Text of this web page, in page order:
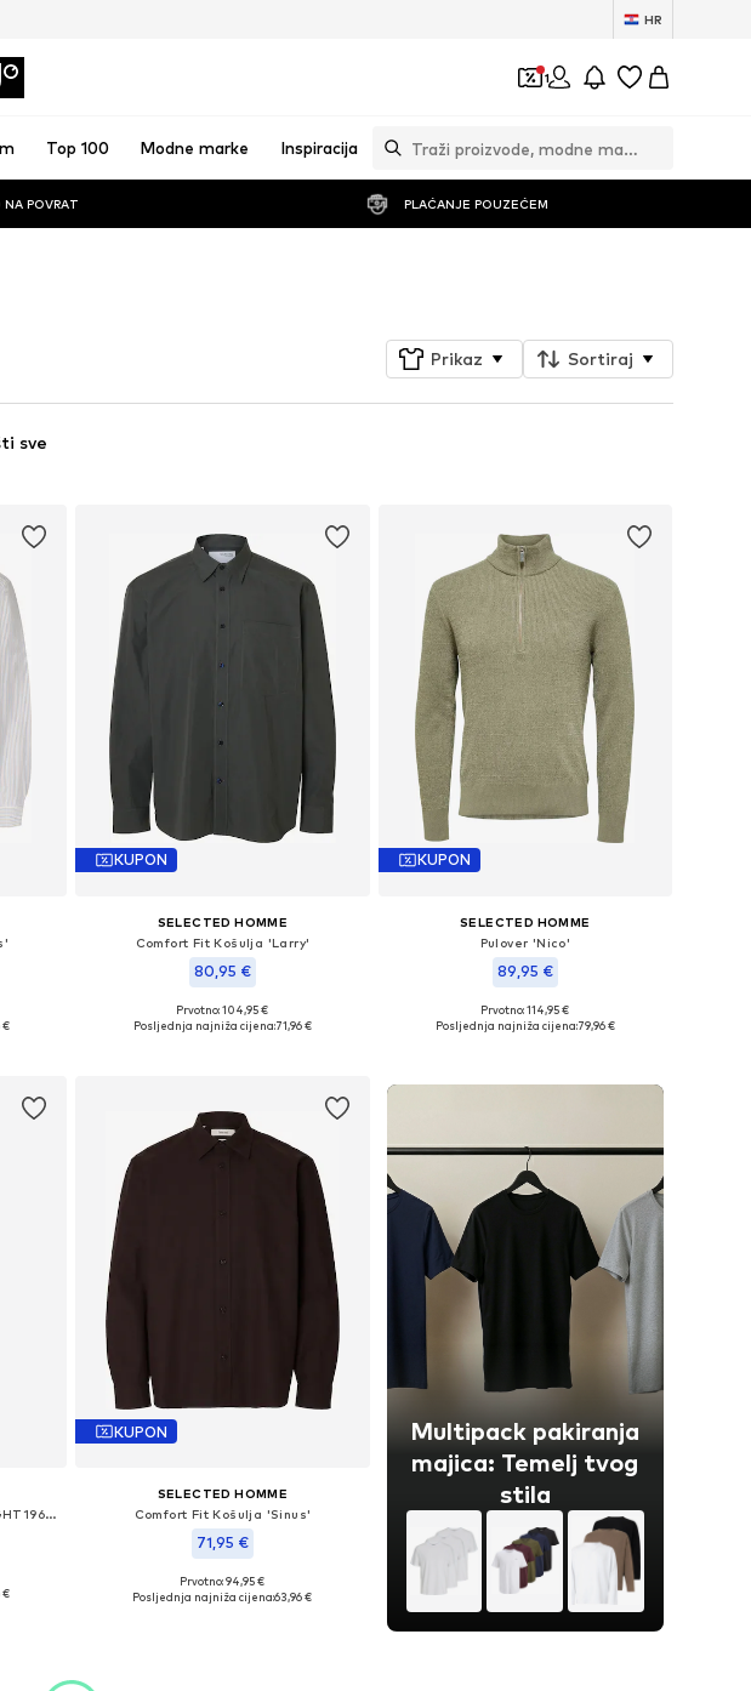
HR
1
Top 100 Modne marke Inspiracija
NA POVRAT PLAĆANJE POUZEĆEM
Prikaz Sortiraj
sve
€
KUPON
SELECTED HOMME
Comfort Fit Košulja 'Larry'
80,95 €
Dostupne veličine: S, M, L, XL, XXL
Prvotno: 104,95 €
Posljednja najniža cijena:71,96 €
KUPON
SELECTED HOMME
Pulover 'Nico'
89,95 €
Dostupne veličine: S, M, L, XL, XXL
Prvotno: 114,95 €
Posljednja najniža cijena:79,96 €
regular Chino hlače 'SLHSTRAIGHT196-DAN'
€
KUPON
SELECTED HOMME
Comfort Fit Košulja 'Sinus'
71,95 €
Dostupne veličine: S, L, XL, XXL
Prvotno: 94,95 €
Posljednja najniža cijena:63,96 €
Multipack pakiranja
majica: Temelj tvog
stila